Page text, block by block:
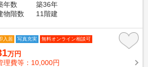
年数
築36年
物階数
11階建
入居 写真充実 無料オンライン相談可
万円
理費等：10,000円